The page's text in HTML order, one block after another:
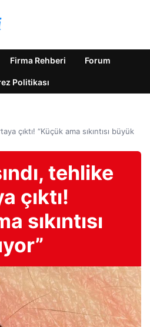
Firma Rehberi Forum
Politikası
çıktı! “Küçük ama sıkıntısı büyük
tehlike
çıktı!
sıkıntısı